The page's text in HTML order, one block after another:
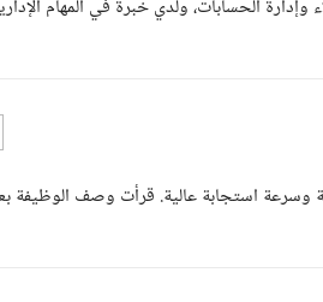
الحسابات، ولدي خبرة في المهام
استجابة عالية. قرأت وصف الوظيفة